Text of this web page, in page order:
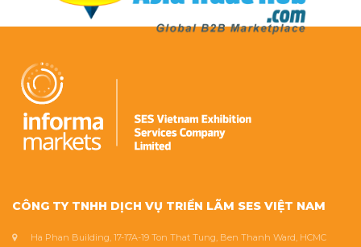
CÔNG TY TNHH DỊCH VỤ TRIỂN LÃM SES VIỆT NAM
Ha Phan Building, 17-17A-19 Ton That Tung, Ben Thanh Ward, HCMC